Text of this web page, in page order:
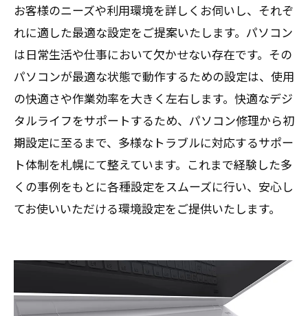
お客様のニーズや利用環境を詳しくお伺いし、それぞ
れに適した最適な設定をご提案いたします。パソコン
は日常生活や仕事において欠かせない存在です。その
パソコンが最適な状態で動作するための設定は、使用
の快適さや作業効率を大きく左右します。快適なデジ
タルライフをサポートするため、パソコン修理から初
期設定に至るまで、多様なトラブルに対応するサポー
ト体制を札幌にて整えています。これまで経験した多
くの事例をもとに各種設定をスムーズに行い、安心し
てお使いいただける環境設定をご提供いたします。